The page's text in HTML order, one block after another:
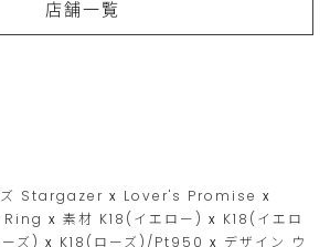
店舗一覧
Stargazer x Lover's Promise x
x 素材 K18(イエロー) x K18(イエロ
ズ) x K18(ローズ)/Pt950 x デザイン ウ